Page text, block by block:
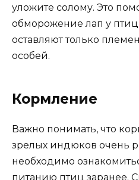
уложите солому. Это
обморожение лап у
оставляют только
особей.
Кормление
Важно понимать, что
зрелых индюков очень
необходимо
питанию птиц заранее.